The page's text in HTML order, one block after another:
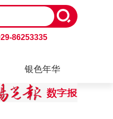
86253335
银色年华